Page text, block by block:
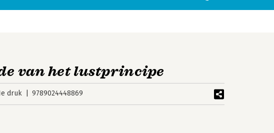
van het lustprincipe
druk 9789024448869
Personen